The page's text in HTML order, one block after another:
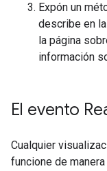
Expón un
describe en
la página
información
El evento
Cualquier
funcione de